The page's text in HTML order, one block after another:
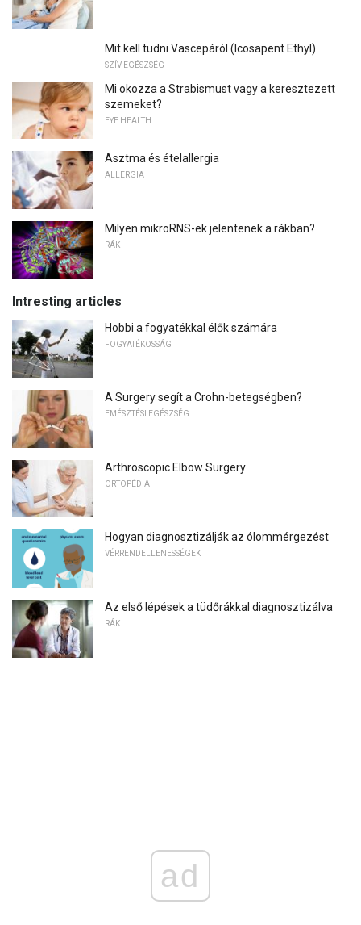
Mit kell tudni Vascepáról (Icosapent Ethyl)
SZÍV EGÉSZSÉG
Mi okozza a Strabismust vagy a keresztezett
szemeket?
EYE HEALTH
Asztma és ételallergia
ALLERGIA
Milyen mikroRNS-ek jelentenek a rákban?
RÁK
Intresting articles
Hobbi a fogyatékkal élők számára
FOGYATÉKOSSÁG
A Surgery segít a Crohn-betegségben?
EMÉSZTÉSI EGÉSZSÉG
Arthroscopic Elbow Surgery
ORTOPÉDIA
Hogyan diagnosztizálják az ólommérgezést
VÉRRENDELLENESSÉGEK
Az első lépések a tüdőrákkal diagnosztizálva
RÁK
ad